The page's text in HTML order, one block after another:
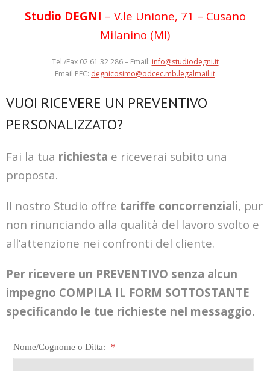
Studio DEGNI – V.le Unione, 71 – Cusano
Milanino (MI)
Tel./Fax 02 61 32 286 – Email: info@studiodegni.it
Email PEC: degnicosimo@odcec.mb.legalmail.it
VUOI RICEVERE UN PREVENTIVO
PERSONALIZZATO?
Fai la tua richiesta e riceverai subito una
proposta.
Il nostro Studio offre tariffe concorrenziali, pur
non rinunciando alla qualità del lavoro svolto e
all’attenzione nei confronti del cliente.
Per ricevere un PREVENTIVO senza alcun
impegno COMPILA IL FORM SOTTOSTANTE
specificando le tue richieste nel messaggio.
Nome/Cognome o Ditta: *